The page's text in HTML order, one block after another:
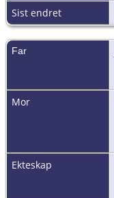
Sist endret
Far
Mor
Ekteskap